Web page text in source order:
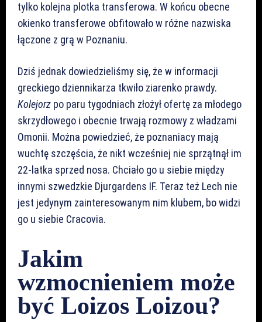
tylko kolejna plotka transferowa. W końcu obecne
okienko transferowe obfitowało w różne nazwiska
łączone z grą w Poznaniu.
Dziś jednak dowiedzieliśmy się, że w informacji
greckiego dziennikarza tkwiło ziarenko prawdy.
Kolejorz po paru tygodniach złożył ofertę za młodego
skrzydłowego i obecnie trwają rozmowy z władzami
Omonii. Można powiedzieć, że poznaniacy mają
wuchtę szczęścia, że nikt wcześniej nie sprzątnął im
22-latka sprzed nosa. Chciało go u siebie między
innymi szwedzkie Djurgardens IF. Teraz też Lech nie
jest jedynym zainteresowanym nim klubem, bo widzi
go u siebie Cracovia.
Jakim
wzmocnieniem może
być Loizos Loizou?